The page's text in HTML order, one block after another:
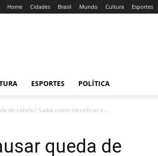
Home Cidades Brasil Mundo Cultura Esportes
ESPORTES POLÍTICA
de cabelo? Saiba como identificar e...
queda de